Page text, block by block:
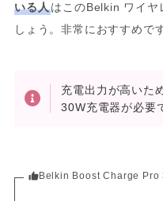
いる人はこのBelkin ワイ
しょう。非常におすすめです
充電出力が高いた
30W充電器が必要
Belkin Boost Charge Pro